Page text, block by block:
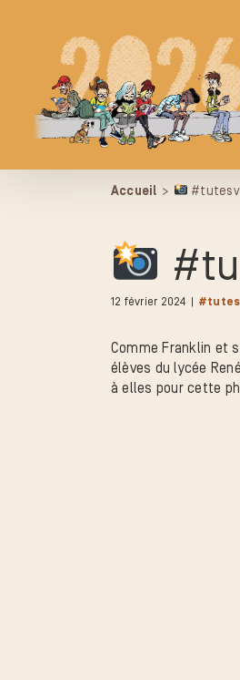
Accueil >
12 février 2024
Comme Franklin et
élèves du lycée
à elles pour cette